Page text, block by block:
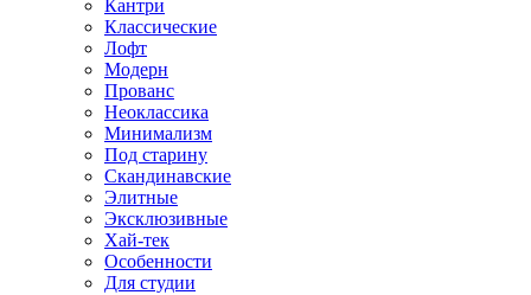
Кантри
Классические
Лофт
Модерн
Прованс
Неоклассика
Минимализм
Под старину
Скандинавские
Элитные
Эксклюзивные
Хай-тек
Особенности
Для студии